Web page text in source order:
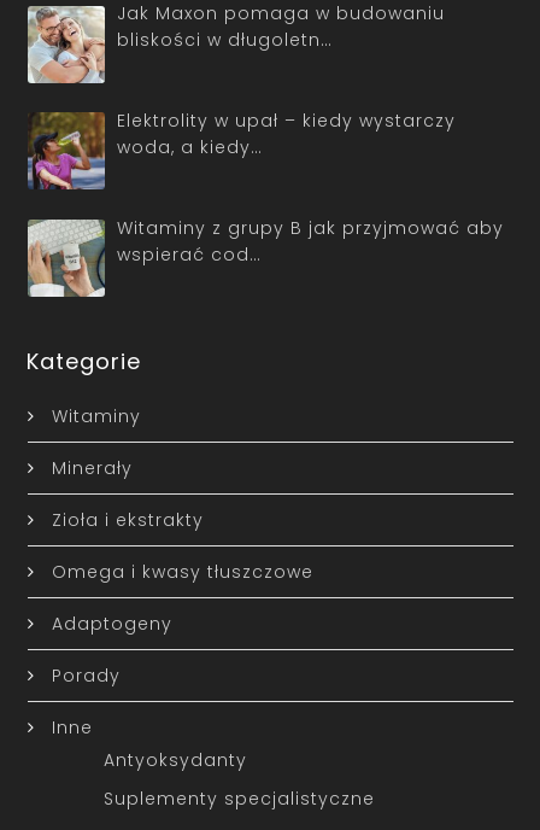
Jak Maxon pomaga w budowaniu
bliskości w długoletn…
Elektrolity w upał – kiedy wystarczy
woda, a kiedy…
Witaminy z grupy B jak przyjmować aby
wspierać cod…
Kategorie
Witaminy
Minerały
Zioła i ekstrakty
Omega i kwasy tłuszczowe
Adaptogeny
Porady
Inne
Antyoksydanty
Suplementy specjalistyczne